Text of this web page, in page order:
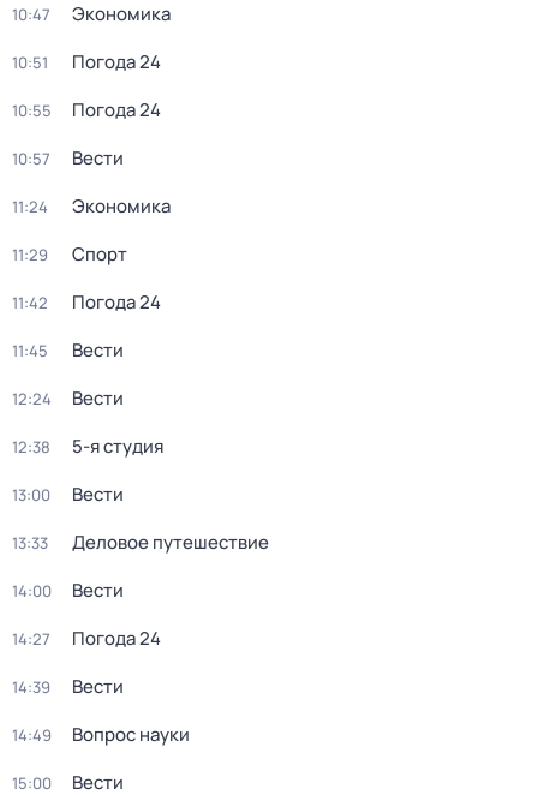
10:47 Экономика
10:51 Погода 24
10:55 Погода 24
10:57 Вести
11:24 Экономика
11:29 Спорт
11:42 Погода 24
11:45 Вести
12:24 Вести
12:38 5-я студия
13:00 Вести
13:33 Деловое путешествие
14:00 Вести
14:27 Погода 24
14:39 Вести
14:49 Вопрос науки
15:00 Вести